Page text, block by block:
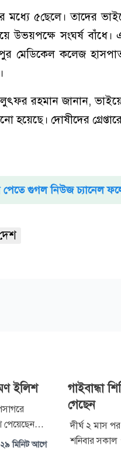
মধ্যে ৫ছেলে। তাদের
উভয়পক্ষে সংঘর্ষ
মেডিকেল কলেজ
রহমান জানান,
দোষীদের
গুগল নিউজ চ্যানেল
ইলিশ
৪৮ লাখ ৫০
২৯ মিনিট আগে
গাইবান্ধা
গেছেন
দীর্ঘ ২ মাস
শনিবার সকাল
হাসপাতালে